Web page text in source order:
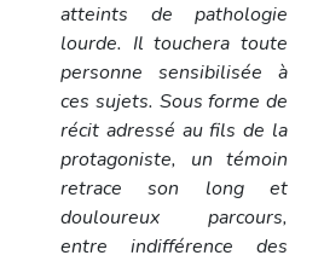
atteints de pathologie
lourde. Il touchera toute
personne sensibilisée à
ces sujets. Sous forme de
récit adressé au fils de la
protagoniste, un témoin
retrace son long et
douloureux parcours,
entre indifférence des